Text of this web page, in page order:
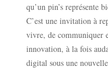
qu’un pin’s représente
C’est une invitation à
vivre, de communiquer
innovation, à la fois
digital sous une